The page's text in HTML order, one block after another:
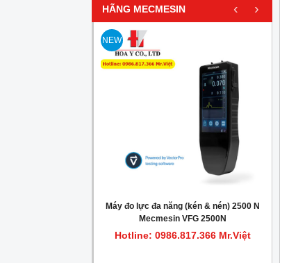
HÃNG MECMESIN
NEW
Máy đo lực đa năng (kén & nén) 2500 N
Mecmesin VFG 2500N
Hotline: 0986.817.366 Mr.Việt
‹ ›